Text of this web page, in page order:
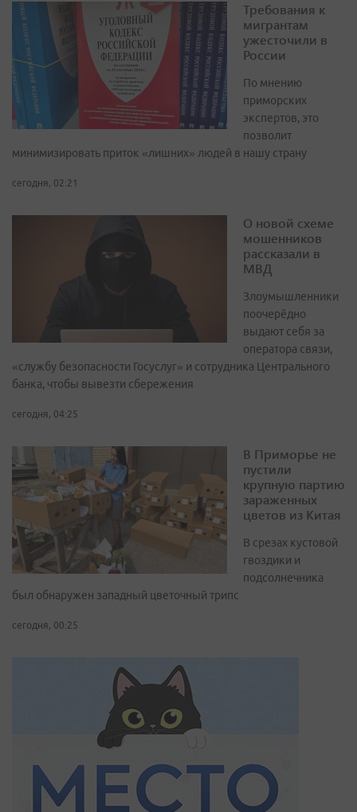
Требования к
мигрантам
ужесточили в
России
По мнению
приморских
экспертов, это
позволит
минимизировать приток «лишних» людей в нашу страну
сегодня, 02:21
О новой схеме
мошенников
рассказали в
МВД
Злоумышленники
поочерёдно
выдают себя за
оператора связи,
«службу безопасности Госуслуг» и сотрудника Центрального
банка, чтобы вывезти сбережения
сегодня, 04:25
В Приморье не
пустили
крупную партию
зараженных
цветов из Китая
В срезах кустовой
гвоздики и
подсолнечника
был обнаружен западный цветочный трипс
сегодня, 00:25